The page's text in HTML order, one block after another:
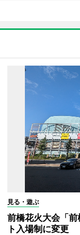
見る・遊ぶ
前橋花火大会「
ト入場制に変更